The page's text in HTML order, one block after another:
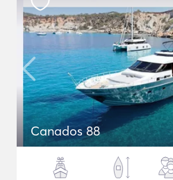
Canados 88